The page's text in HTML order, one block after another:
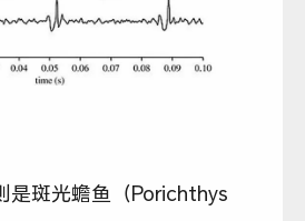
是斑光蟾鱼（Porichthys